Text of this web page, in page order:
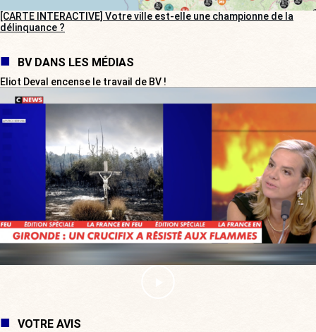
[CARTE INTERACTIVE] Votre ville est-elle une championne de la
délinquance ?
BV DANS LES MÉDIAS
Eliot Deval encense le travail de BV !
VOTRE AVIS